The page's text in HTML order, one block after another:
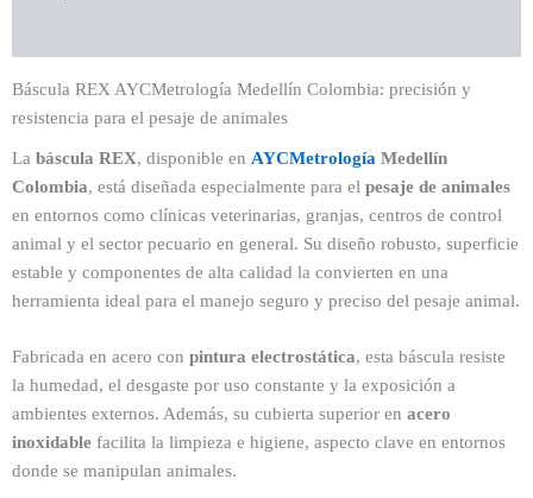
Báscula REX AYCMetrología Medellín Colombia: precisión y
resistencia para el pesaje de animales
La báscula REX, disponible en AYCMetrología Medellín
Colombia, está diseñada especialmente para el pesaje de animales
en entornos como clínicas veterinarias, granjas, centros de control
animal y el sector pecuario en general. Su diseño robusto, superficie
estable y componentes de alta calidad la convierten en una
herramienta ideal para el manejo seguro y preciso del pesaje animal.
Fabricada en acero con pintura electrostática, esta báscula resiste
la humedad, el desgaste por uso constante y la exposición a
ambientes externos. Además, su cubierta superior en acero
inoxidable facilita la limpieza e higiene, aspecto clave en entornos
donde se manipulan animales.